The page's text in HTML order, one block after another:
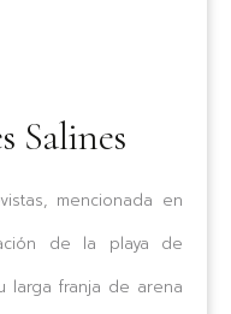
Salines
mencionada en
de la playa de
larga franja de arena